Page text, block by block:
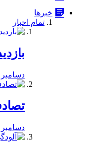
خبرها
تمام اخبار
دسامبر 24, 2019
دسامبر 24, 2019